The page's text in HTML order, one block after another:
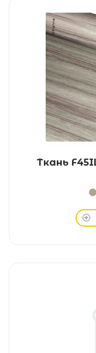
Ткань